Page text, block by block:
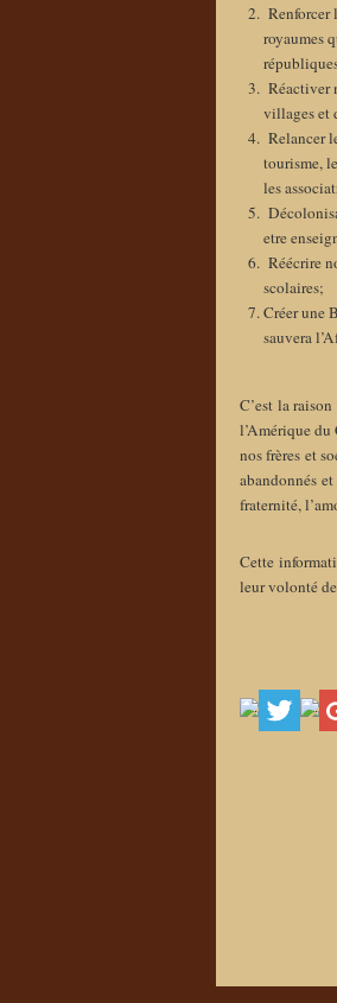
Renforcer
royaumes
Réactiver
villages et
Relancer
tourisme,
les
etre
Réécrire
scolaires;
Créer une
sauvera
C’est la
l’Amérique
nos frères et
abandonnés
fraternité,
Cette
leur volonté